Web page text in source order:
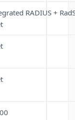
RADIUS +